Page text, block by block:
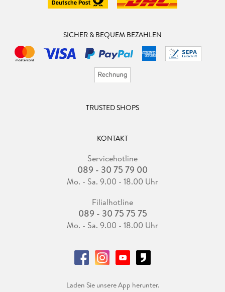
SICHER & BEQUEM BEZAHLEN
TRUSTED SHOPS
KONTAKT
Servicehotline
089 - 30 75 79 00
Mo. - Sa. 9.00 - 18.00 Uhr
Filialhotline
089 - 30 75 75 75
Mo. - Sa. 9.00 - 18.00 Uhr
Laden Sie unsere App herunter.